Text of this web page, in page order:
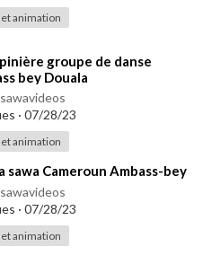
animation
groupe de danse
bey Douala
· 07/28/23
animation
sawa Cameroun Ambass-bey
· 07/28/23
animation